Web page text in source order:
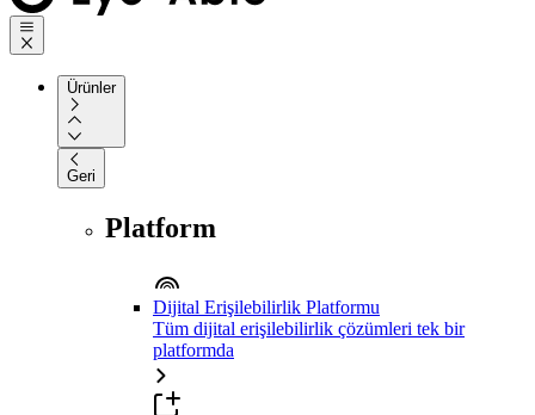
Ürünler
Geri
Platform
Dijital Erişilebilirlik Platformu
Tüm dijital erişilebilirlik çözümleri tek bir
platformda